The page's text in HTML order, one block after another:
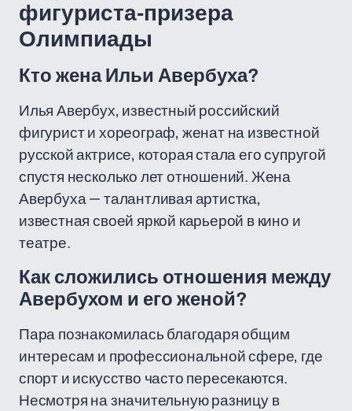
фигуриста-призера
Олимпиады
Кто жена Ильи Авербуха?
Илья Авербух, известный российский
фигурист и хореограф, женат на известной
русской актрисе, которая стала его супругой
спустя несколько лет отношений. Жена
Авербуха — талантливая артистка,
известная своей яркой карьерой в кино и
театре.
Как сложились отношения между
Авербухом и его женой?
Пара познакомилась благодаря общим
интересам и профессиональной сфере, где
спорт и искусство часто пересекаются.
Несмотря на значительную разницу в